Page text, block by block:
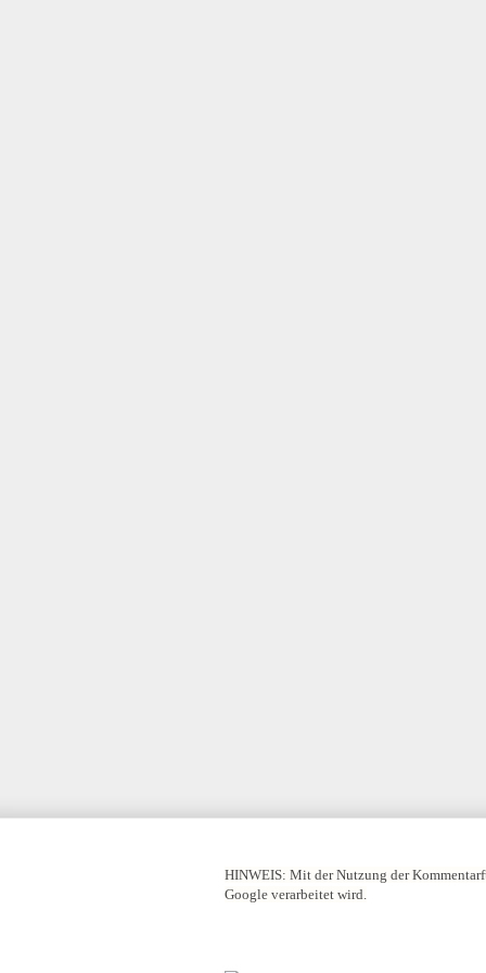
HINWEIS: Mit der Nutzung der
Google verarbeitet wird.